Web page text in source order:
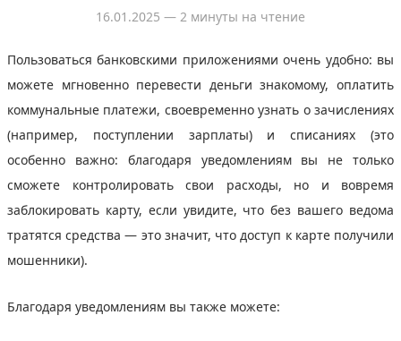
16.01.2025 — 2 минуты на чтение
Пользоваться банковскими приложениями очень удобно: вы
можете мгновенно перевести деньги знакомому, оплатить
коммунальные платежи, своевременно узнать о зачислениях
(например, поступлении зарплаты) и списаниях (это
особенно важно: благодаря уведомлениям вы не только
сможете контролировать свои расходы, но и вовремя
заблокировать карту, если увидите, что без вашего ведома
тратятся средства — это значит, что доступ к карте получили
мошенники).
Благодаря уведомлениям вы также можете: